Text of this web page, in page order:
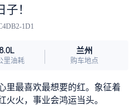
！
1D1
8.0L
里油耗
兰州
购车地点
里最喜欢最想要的红。象征着
火火，事业会鸿运当头。